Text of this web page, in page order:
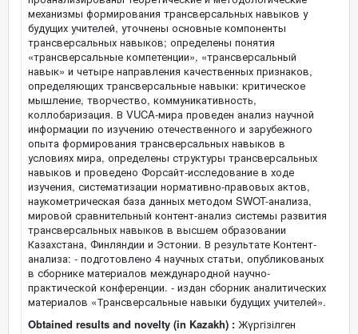
механизмы формирования трансверсальных навыков у
будущих учителей, уточнены основные компоненты
трансверсальных навыков; определены понятия
«трансверсальные компетенции», «трансверсальный
навык» и четыре направления качественных признаков,
определяющих трансверсальные навыки: критическое
мышление, творчество, коммуникативность,
коллобаризация. В VUCA-мира проведен анализ научной
информации по изучению отечественного и зарубежного
опыта формирования трансверсальных навыков в
условиях мира, определены структуры трансверсальных
навыков и проведено Форсайт-исследование в ходе
изучения, систематизации нормативно-правовых актов,
наукометрическая база данных методом SWOT-анализа,
мировой сравнительный контент-анализ системы развития
трансверсальных навыков в высшем образовании
Казахстана, Финляндии и Эстонии. В результате Контент-
анализа: - подготовлено 4 научных статьи, опубликованых
в сборнике материалов международной научно-
практической конференции. - издан сборник аналитических
материалов «Трансверсальные навыки будущих учителей».
Obtained results and novelty (in Kazakh) : Жүргізілген